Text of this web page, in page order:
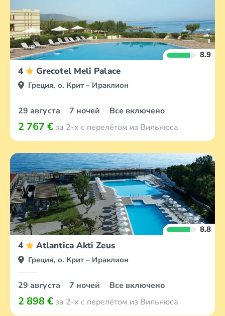
8.9
4 Grecotel Meli Palace
Греция, о. Крит – Ираклион
29 августа 7 ночей Все включено
2 767 € за 2-х с перелётом из Вильнюса
8.8
4 Atlantica Akti Zeus
Греция, о. Крит – Ираклион
29 августа 7 ночей Все включено
2 898 € за 2-х с перелётом из Вильнюса